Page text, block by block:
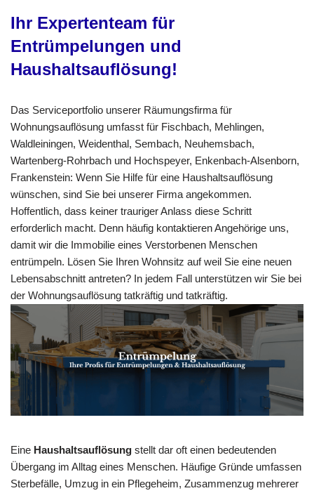
Ihr Expertenteam für
Entrümpelungen und
Haushaltsauflösung!
Das Serviceportfolio unserer Räumungsfirma für
Wohnungsauflösung umfasst für Fischbach, Mehlingen,
Waldleiningen, Weidenthal, Sembach, Neuhemsbach,
Wartenberg-Rohrbach und Hochspeyer, Enkenbach-Alsenborn,
Frankenstein: Wenn Sie Hilfe für eine Haushaltsauflösung
wünschen, sind Sie bei unserer Firma angekommen.
Hoffentlich, dass keiner trauriger Anlass diese Schritt
erforderlich macht. Denn häufig kontaktieren Angehörige uns,
damit wir die Immobilie eines Verstorbenen Menschen
entrümpeln. Lösen Sie Ihren Wohnsitz auf weil Sie eine neuen
Lebensabschnitt antreten? In jedem Fall unterstützen wir Sie bei
der Wohnungsauflösung tatkräftig und tatkräftig.
Eine Haushaltsauflösung stellt dar oft einen bedeutenden
Übergang im Alltag eines Menschen. Häufige Gründe umfassen
Sterbefälle, Umzug in ein Pflegeheim, Zusammenzug mehrerer